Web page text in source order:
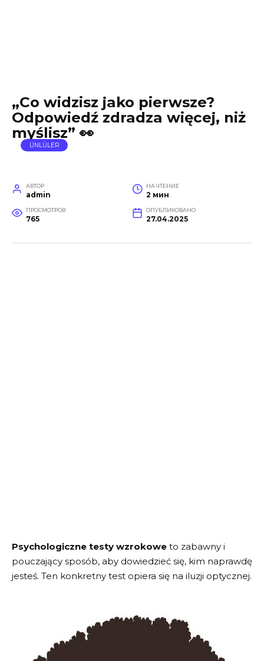
„Co widzisz jako pierwsze?
Odpowiedź zdradza więcej, niż
myślisz” 👀
ÜNLÜLER
АВТОР
admin
НА ЧТЕНИЕ
2 мин
ПРОСМОТРОВ
765
ОПУБЛИКОВАНО
27.04.2025
Psychologiczne testy wzrokowe to zabawny i
pouczający sposób, aby dowiedzieć się, kim naprawdę
jesteś. Ten konkretny test opiera się na iluzji optycznej.